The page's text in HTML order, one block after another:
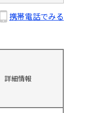
携帯電話でみる
詳細情報